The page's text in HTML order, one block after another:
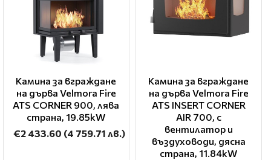
Камина за вграждане
на дърва Velmora Fire
ATS CORNER 900, лява
страна, 19.85kW
€2 433.60 (4 759.71 лв.)
Камина за вграждане
на дърва Velmora Fire
ATS INSERT CORNER
AIR 700, с
вентилатор и
въздуховоди, дясна
страна, 11.84kW